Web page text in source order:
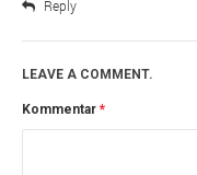
Reply
LEAVE A COMMENT.
Kommentar *